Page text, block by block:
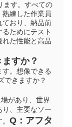
ます。すべての
熟練した作業員
ており、納品前
ためにテスト
れた性能と高品
すか？
。想像できる
できますか？
があり、世界
、主要なソー
Q：アフタ